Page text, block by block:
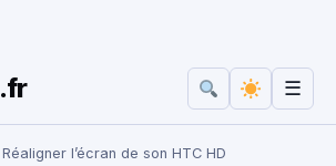
.fr ☰
Réaligner l’écran de son HTC HD